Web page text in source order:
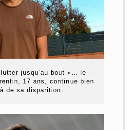
jusqu’au bout »… le
17 ans, continue bien
de sa disparition…